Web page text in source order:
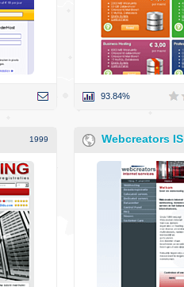
93.84%
1999 Webcreators IS